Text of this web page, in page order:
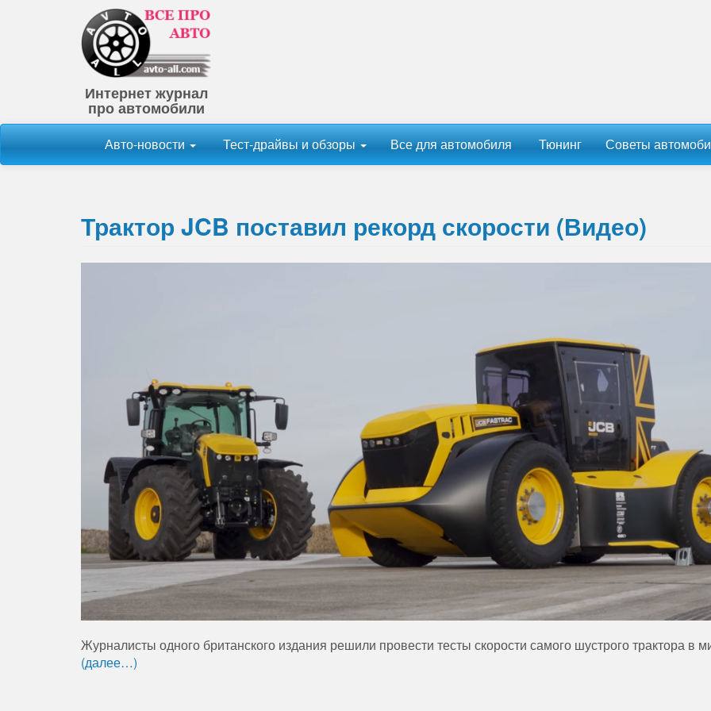
Интернет журнал
про автомобили
Авто-новости Тест-драйвы и обзоры Все для автомобиля Тюнинг Советы
Трактор JCB поставил рекорд скорости (Видео)
Журналисты одного британского издания решили провести тесты скорости самого шустрого трактора в
(далее…)